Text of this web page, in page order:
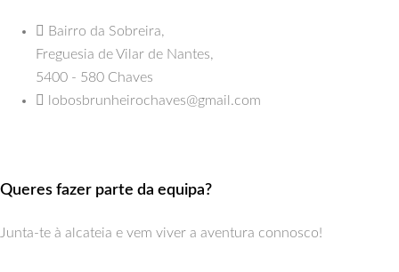
Bairro da Sobreira,
Freguesia de Vilar de Nantes,
5400 - 580 Chaves
lobosbrunheirochaves@gmail.com
Queres fazer parte da equipa?
Junta-te à alcateia e vem viver a aventura connosco!